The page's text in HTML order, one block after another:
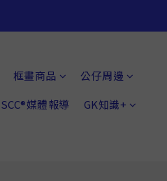
框畫商品
公仔周邊
SCC®媒體報導 GK知識+